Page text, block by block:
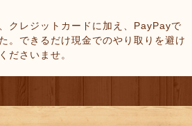
クレジットカードに加え、PayPayで
。できるだけ現金でのやり取りを避け
ださいませ。